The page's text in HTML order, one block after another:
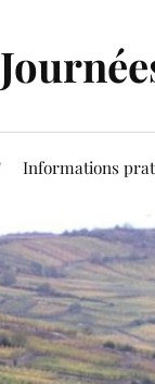
Informations